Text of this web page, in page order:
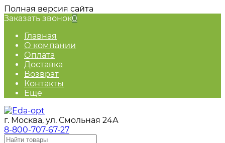
Полная версия сайта
Заказать звонок0
Главная
О компании
Оплата
Доставка
Возврат
Контакты
Еще
г. Москва, ул. Смольная 24А
8-800-707-67-27